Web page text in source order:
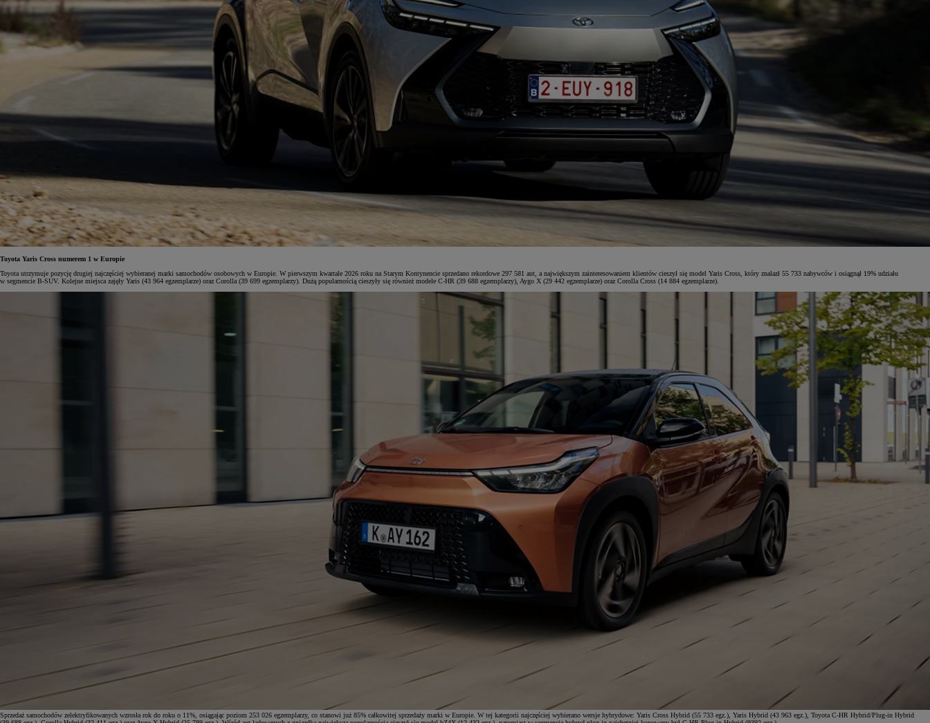
Toyota Yaris Cross numerem 1 w Europie
Toyota utrzymuje pozycję drugiej najczęściej wybieranej marki samochodów osobowych w Europie. W pierwszym kwartale 2026 roku na Starym Kontynencie sprzedano rekordowe 297 581 aut, a największym zainteresowaniem klientów cieszył się model Yaris Cross, który znalazł 55 733 nabywców i osiągnął 19% udziału
w segmencie B-SUV. Kolejne miejsca zajęły Yaris (43 964 egzemplarze) oraz Corolla (39 699 egzemplarzy). Dużą popularnością cieszyły się również modele C-HR (39 688 egzemplarzy), Aygo X (29 442 egzemplarze) oraz Corolla Cross (14 884 egzemplarze).
Sprzedaż samochodów zelektryfikowanych wzrosła rok do roku o 11%, osiągając poziom 253 026 egzemplarzy, co stanowi już 85% całkowitej sprzedaży marki w Europie. W tej kategorii najczęściej wybierano wersje hybrydowe: Yaris Cross Hybrid (55 733 egz.), Yaris Hybrid (43 963 egz.), Toyota C-HR Hybrid/Plug-in Hybrid